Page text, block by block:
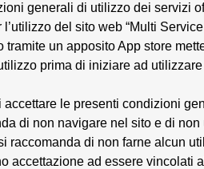
generali di utilizzo dei servizi
del sito web “Multi
tramite un apposito App store
prima di iniziare ad
le presenti condizioni
di non navigare nel sito e di
raccomanda di non farne alcun
accettazione ad essere vincolati